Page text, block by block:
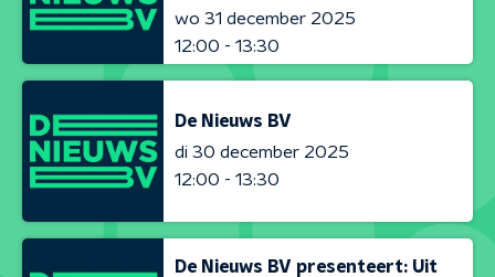
wo 31 december 2025
12:00 - 13:30
De Nieuws BV
di 30 december 2025
12:00 - 13:30
De Nieuws BV presenteert: Uit